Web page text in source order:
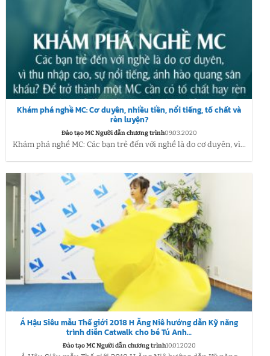
Khám phá nghề MC: Cơ duyên, nhiều tiền, nổi tiếng, tố chất và
rèn luyện?
Đào tạo MC Người dẫn chương trình09.03.2020
Khám phá nghề MC: Các bạn trẻ đến với nghề là do cơ duyên, vì...
Á Hậu Siêu mẫu Thế giới 2018 H Ăng Niê hướng dẫn Kỹ năng
trình diễn Catwalk cho bé Tú Anh…
Đào tạo MC Người dẫn chương trình10.01.2020